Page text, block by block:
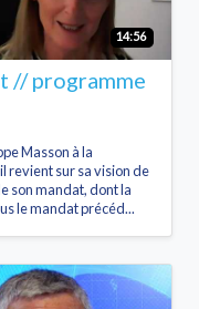
14:56
// programme
Masson à la
revient sur sa vision de
son mandat, dont la
le mandat précéd...